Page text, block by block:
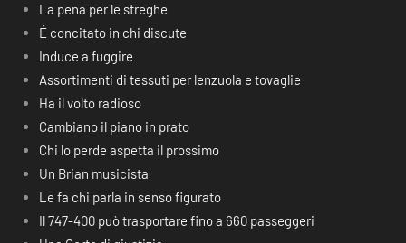
La pena per le streghe
É concitato in chi discute
Induce a fuggire
Assortimenti di tessuti per lenzuola e tovaglie
Ha il volto radioso
Cambiano il piano in prato
Chi lo perde aspetta il prossimo
Un Brian musicista
Le fa chi parla in senso figurato
Il 747-400 può trasportare fino a 660 passeggeri